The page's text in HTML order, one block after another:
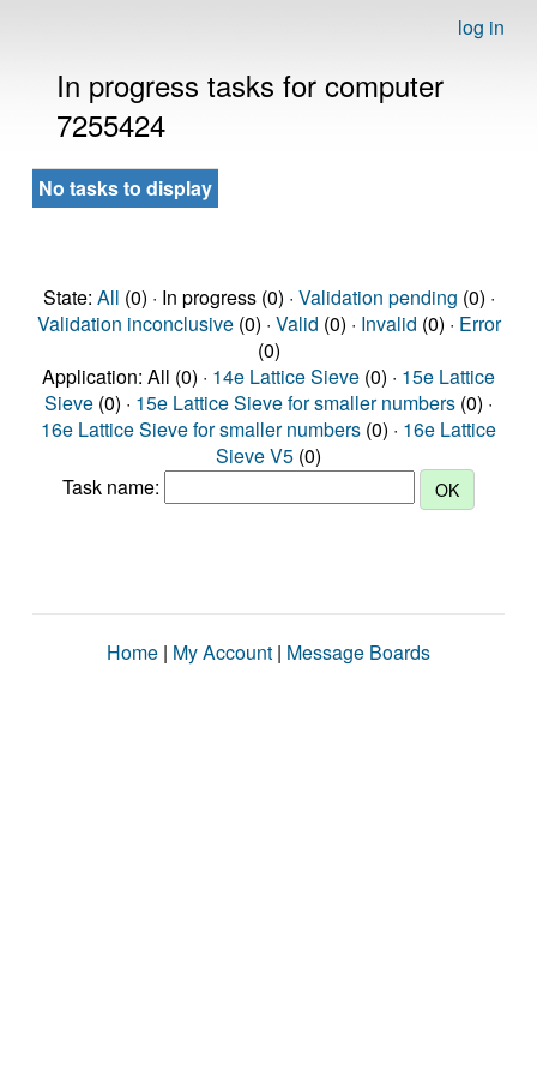
log in
In progress tasks for computer
7255424
No tasks to display
State: All (0) · In progress (0) · Validation pending (0) ·
Validation inconclusive(0) · Valid (0) · Invalid (0) · Error
(0)
Application: All (0) · 14e Lattice Sieve (0) · 15e Lattice
Sieve (0) · 15e Lattice Sieve for smaller numbers (0) ·
16e Lattice Sieve for smaller numbers (0) · 16e Lattice
Sieve V5 (0)
Task name:
Home | My Account | Message Boards